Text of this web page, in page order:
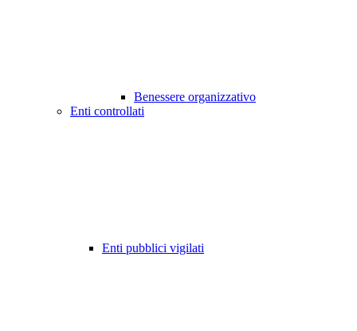
Benessere organizzativo
Enti controllati
Enti pubblici vigilati